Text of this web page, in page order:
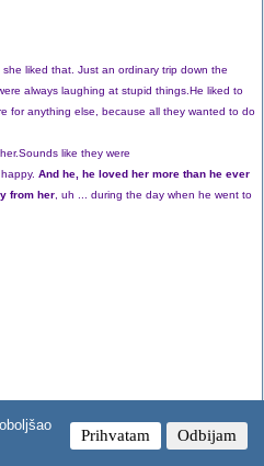
Prihvatam Odbijam
liked that. Just an ordinary trip down the
always laughing at stupid things.He liked to
for anything else, because all they wanted to do
like they were
And he, he loved her more than he ever
from her , uh ... during the day when he went to